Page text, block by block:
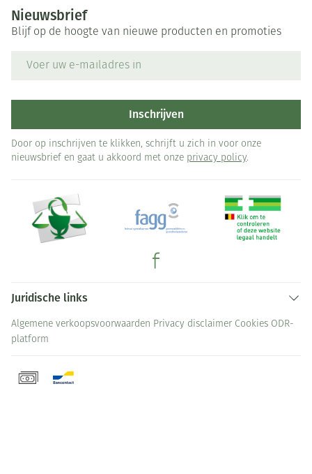
Nieuwsbrief
Blijf op de hoogte van nieuwe producten en promoties
Inschrijven
Door op inschrijven te klikken, schrijft u zich in voor onze
nieuwsbrief en gaat u akkoord met onze privacy policy.
Juridische links
Algemene verkoopsvoorwaarden Privacy disclaimer Cookies ODR-
platform